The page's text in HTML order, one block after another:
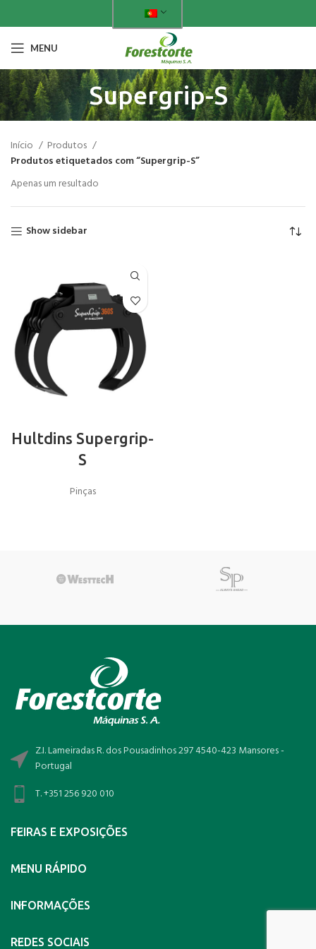
MENU
Supergrip-S
Início
Produtos
Produtos etiquetados com “Supergrip-S”
Apenas um resultado
Show sidebar
Hultdins Supergrip-
S
Pinças
Z.I. Lameiradas R. dos Pousadinhos 297 4540-423 Mansores -
Portugal
T. +351 256 920 010
FEIRAS E EXPOSIÇÕES
MENU RÁPIDO
INFORMAÇÕES
REDES SOCIAIS